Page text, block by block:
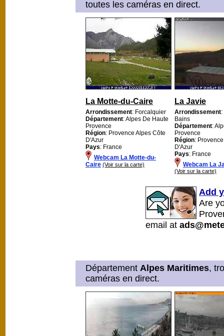
toutes les caméras en direct.
La Motte-du-Caire
Arrondissement: Forcalquier
Département: Alpes De Haute
Provence
Région: Provence Alpes Côte
D'Azur
Pays: France
Webcam La Motte-du-
Caire (Voir sur la carte)
La Javie
Arrondissement
Bains
Département:
Provence
Région:
D'Azur
Pays: France
Webcam La
(Voir sur la carte)
Add
Are
email at
Département Alpes Maritimes,
caméras en direct.